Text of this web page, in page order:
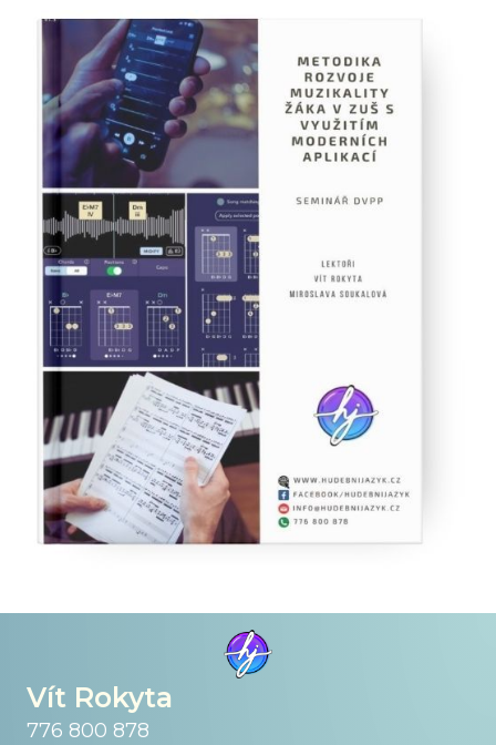
Vít Rokyta
776 800 878